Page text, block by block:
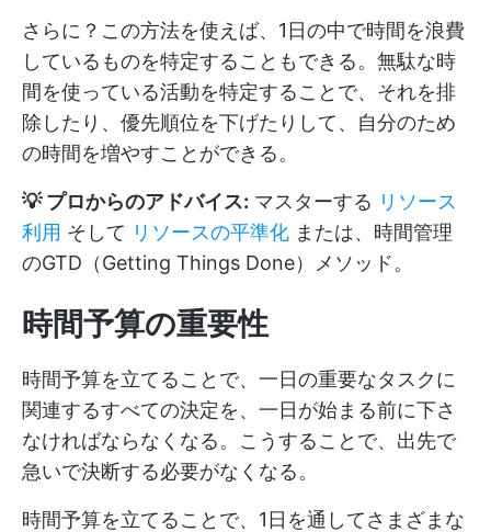
さらに？この方法を使えば、1日の中で時間を浪費
しているものを特定することもできる。無駄な時
間を使っている活動を特定することで、それを排
除したり、優先順位を下げたりして、自分のため
の時間を増やすことができる。
💡 プロからのアドバイス: マスターする リソース
利用 そして リソースの平準化 または、時間管理
のGTD（Getting Things Done）メソッド。
時間予算の重要性
時間予算を立てることで、一日の重要なタスクに
関連するすべての決定を、一日が始まる前に下さ
なければならなくなる。こうすることで、出先で
急いで決断する必要がなくなる。
時間予算を立てることで、1日を通してさまざまな